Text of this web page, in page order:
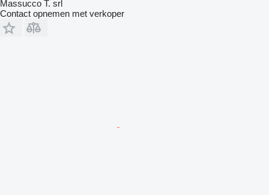
Massucco T. srl
Contact opnemen met verkoper